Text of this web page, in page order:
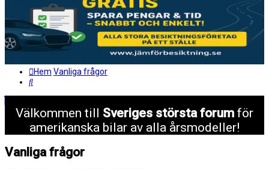
Hem Vanliga frågor
Sök
Välkommen till Sveriges största forum för
amerikanska bilar av alla årsmodeller!
Vanliga frågor